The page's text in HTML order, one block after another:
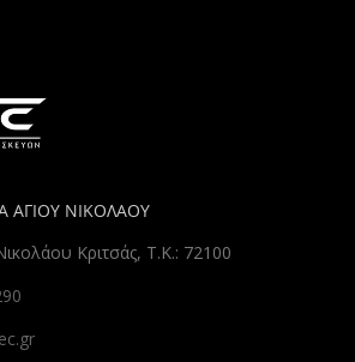
ΑΓΙΟΥ ΝΙΚΟΛΑΟΥ
Κριτσάς, Τ.Κ.: 72100